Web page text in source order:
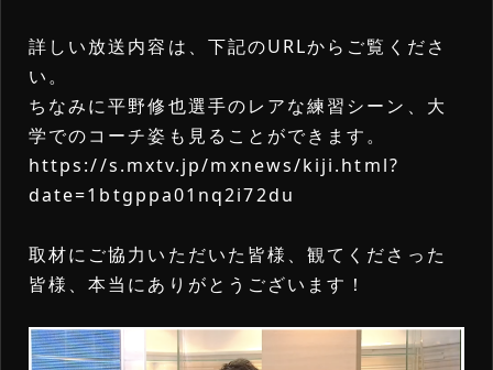
詳細内容確認
詳しい放送内容は、下記のURLからご覧くださ
い。
ちなみに平野修也選手のレアな練習シーン、大
学でのコーチ姿も見ることができます。
https://s.mxtv.jp/mxnews/kiji.html?
date=1btgppa01nq2i72du
取材にご協力いただいた皆様、観てくださった
皆様、本当にありがとうございます！